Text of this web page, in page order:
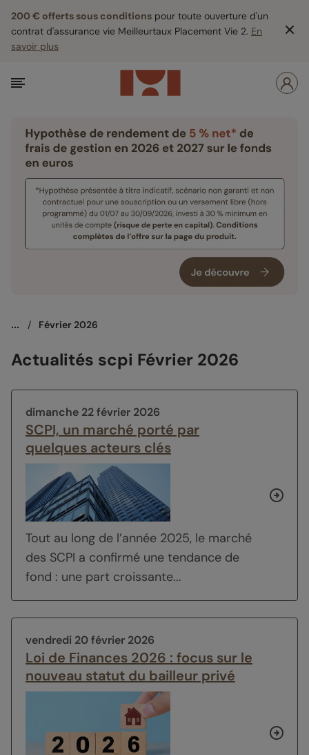
200 € offerts sous conditions pour toute ouverture d'un
contrat d'assurance vie Meilleurtaux Placement Vie 2. En
savoir plus
... / Février 2026
Actualités scpi Février 2026
dimanche 22 février 2026
SCPI, un marché porté par
quelques acteurs clés
Tout au long de l’année 2025, le marché
des SCPI a confirmé une tendance de
fond : une part croissante...
vendredi 20 février 2026
Loi de Finances 2026 : focus sur le
nouveau statut du bailleur privé